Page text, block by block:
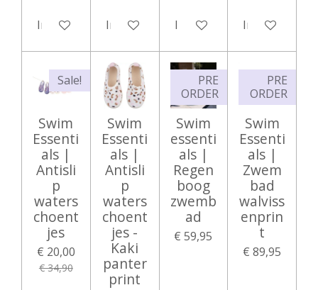
In winkelwagenIn winkelwagenIn winkelwagenIn
Sale!
Swim
Essenti
als |
Antisli
p
waters
choent
jes
€ 20,00
€ 34,90
Swim
Essenti
als |
Antisli
p
waters
choent
jes -
Kaki
panter
print
PRE
ORDER
Swim
essenti
als |
Regen
boog
zwemb
ad
€ 59,95
PRE
ORDER
Swim
Essenti
als |
Zwem
bad
walviss
enprin
t
€ 89,95